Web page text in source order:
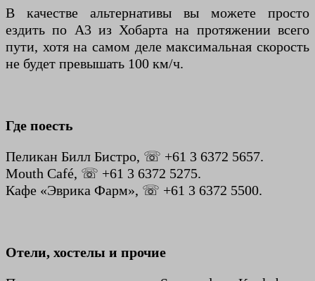
В качестве альтернативы вы можете просто
ездить по А3 из Хобарта на протяжении всего
пути, хотя на самом деле максимальная скорость
не будет превышать 100 км/ч.
Где поесть
Пеликан Билл Бистро, ☏ +61 3 6372 5657.
Mouth Café, ☏ +61 3 6372 5275.
Кафе «Эврика Фарм», ☏ +61 3 6372 5500.
Отели, хостелы и прочие